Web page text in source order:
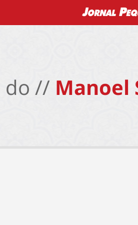
do // Manoel